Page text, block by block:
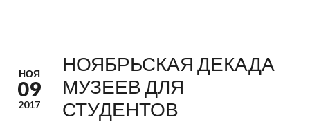
НОЯ
09
2017
НОЯБРЬСКАЯ ДЕКАДА
МУЗЕЕВ ДЛЯ
СТУДЕНТОВ